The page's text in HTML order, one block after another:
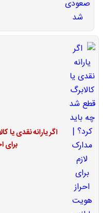
اگر یارانه نقدی یا
برای